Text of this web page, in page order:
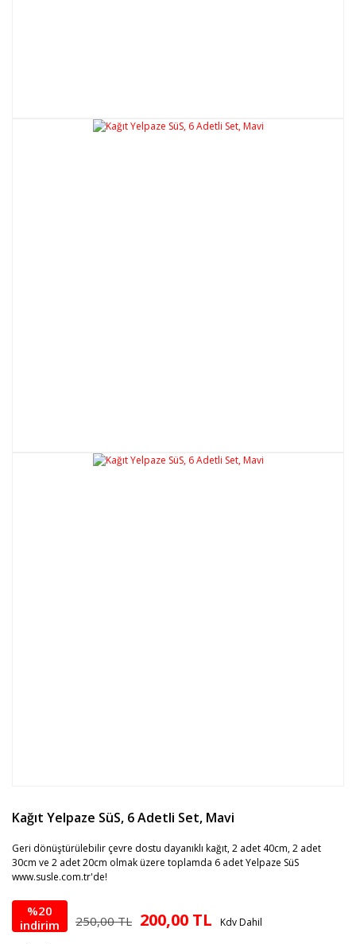
Kağıt Yelpaze SüS, 6 Adetli Set, Mavi
Geri dönüştürülebilir çevre dostu dayanıklı kağıt, 2 adet 40cm, 2 adet
30cm ve 2 adet 20cm olmak üzere toplamda 6 adet Yelpaze SüS
www.susle.com.tr'de!
%20
indirim
250,00 TL 200,00 TL Kdv Dahil